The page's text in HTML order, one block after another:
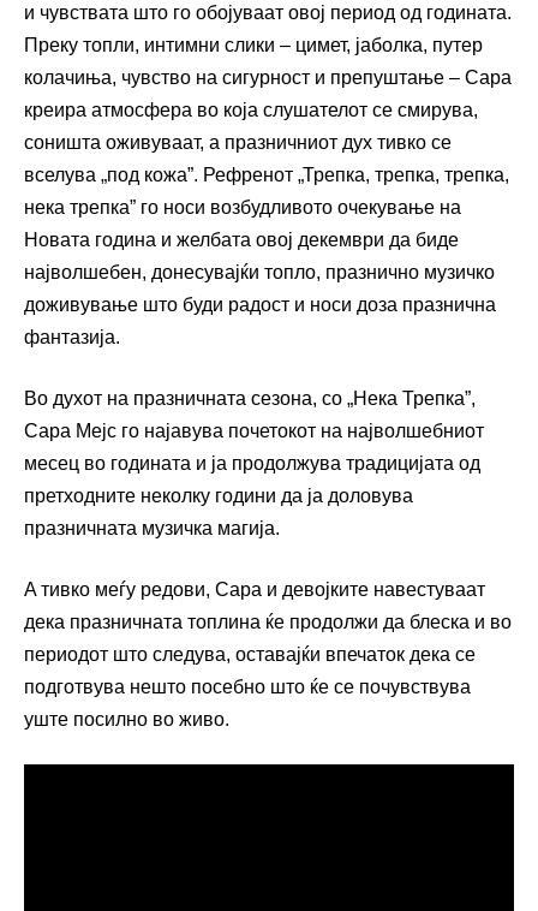
и чувствата што го обојуваат овој период од годината.
Преку топли, интимни слики – цимет, јаболка, путер
колачиња, чувство на сигурност и препуштање – Сара
креира атмосфера во која слушателот се смирува,
соништа оживуваат, а празничниот дух тивко се
вселува „под кожа”. Рефренот „Трепка, трепка, трепка,
нека трепка” го носи возбудливото очекување на
Новата година и желбата овој декември да биде
најволшебен, донесувајќи топло, празнично музичко
доживување што буди радост и носи доза празнична
фантазија.
Во духот на празничната сезона, со „Нека Трепка”,
Сара Мејс го најавува почетокот на најволшебниот
месец во годината и ја продолжува традицијата од
претходните неколку години да ја доловува
празничната музичка магија.
A тивко меѓу редови, Сара и девојките навестуваат
дека празничната топлина ќе продолжи да блеска и во
периодот што следува, оставајќи впечаток дека се
подготвува нешто посебно што ќе се почувствува
уште посилно во живо.